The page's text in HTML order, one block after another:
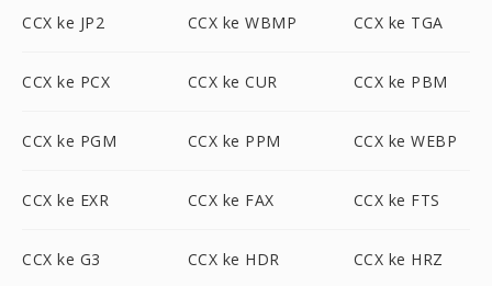
CCX ke JP2 CCX ke WBMP CCX ke TGA
CCX ke PCX CCX ke CUR CCX ke PBM
CCX ke PGM CCX ke PPM CCX ke WEBP
CCX ke EXR CCX ke FAX CCX ke FTS
CCX ke G3 CCX ke HDR CCX ke HRZ